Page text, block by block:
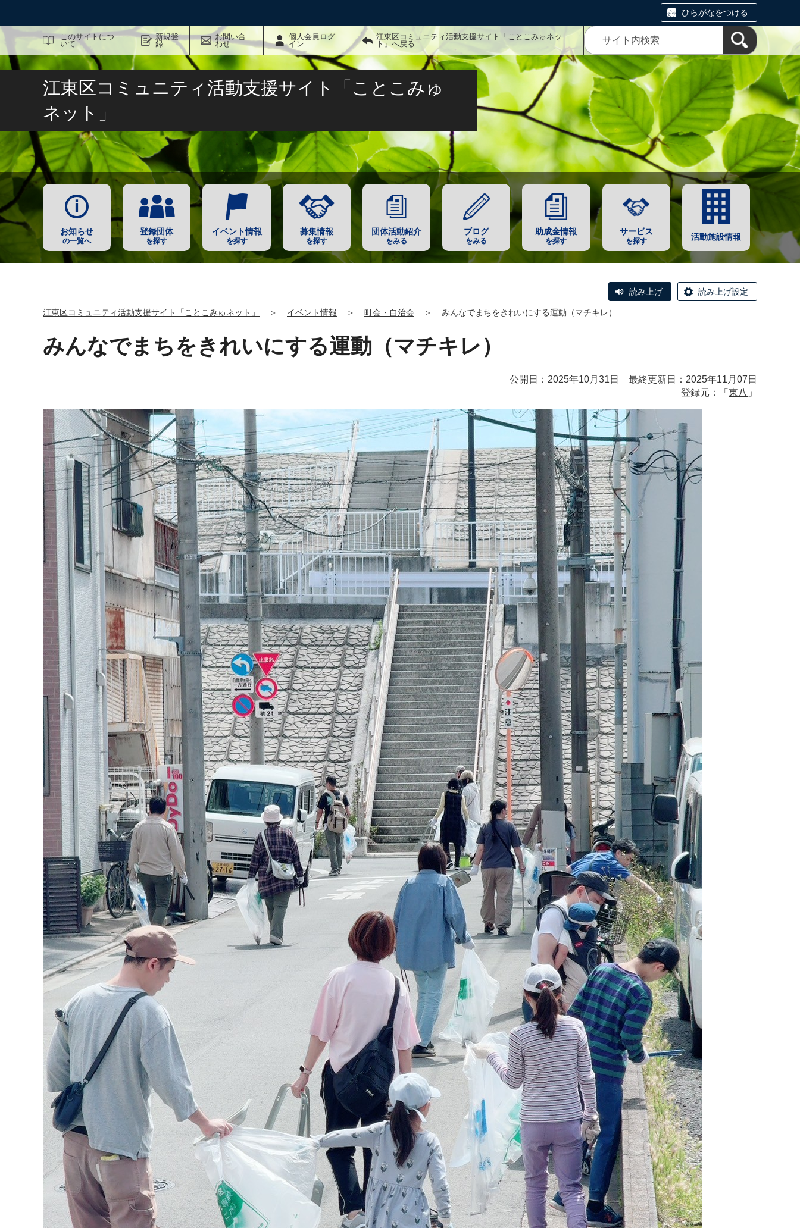
ひらがなをつける
このサイトにつ
いて
新規登
録
お問い合
わせ
個人会員ログ
イン
江東区コミュニティ活動支援サイト「ことこみゅネッ
ト」へ戻る
サイト内検索
江東区コミュニティ活動支援サイト「ことこみゅ
ネット」
お知らせ
の一覧へ
登録団体
を探す
イベント情報
を探す
募集情報
を探す
団体活動紹介
をみる
ブログ
をみる
助成金情報
を探す
サービス
を探す 活動施設情報
読み上げ 読み上げ設定
江東区コミュニティ活動支援サイト「ことこみゅネット」 ＞ イベント情報 ＞ 町会・自治会 ＞ みんなでまちをきれいにする運動（マチキレ）
みんなでまちをきれいにする運動（マチキレ）
公開日：2025年10月31日 最終更新日：2025年11月07日
登録元：「 東八 」